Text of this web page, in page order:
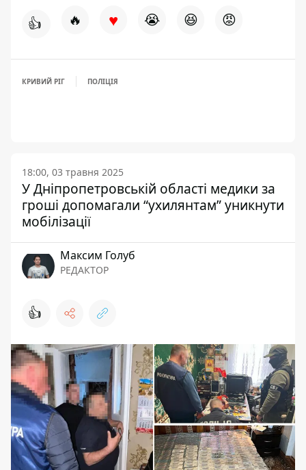
👍 🔥 ♥ 😭 😆 😡
КРИВИЙ РІГ ПОЛІЦІЯ
18:00, 03 травня 2025
У Дніпропетровській області медики за
гроші допомагали “ухилянтам” уникнути
мобілізації
Максим Голуб
РЕДАКТОР
👍